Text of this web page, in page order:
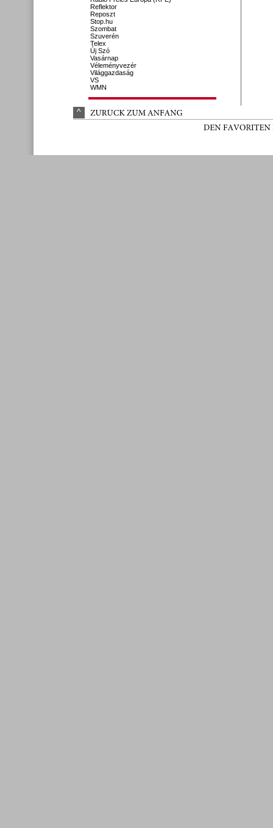
Reflektor
Reposzt
Stop.hu
Szombat
Szuverén
Telex
Új Szó
Vasárnap
Véleményvezér
Világgazdaság
VS
WMN
^ ZURÜCK ZUM ANFANG
DEN FAVORITEN